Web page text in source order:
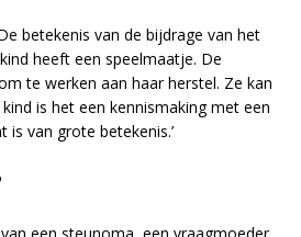
betekenis van de bijdrage van het
heeft een speelmaatje. De
te werken aan haar herstel. Ze kan
is het een kennismaking met een
is van grote betekenis.’